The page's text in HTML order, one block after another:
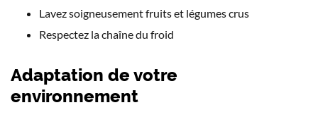
Lavez soigneusement fruits et légumes crus
Respectez la chaîne du froid
Adaptation de votre
environnement